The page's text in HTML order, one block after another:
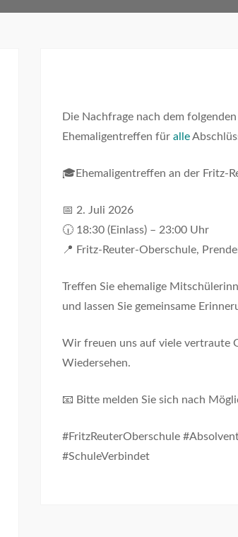
Die Nachfrage nach dem
Ehemaligentreffen für alle
🎓Ehemaligentreffen an der Fritz-
📅 2. Juli 2026
🕡 18:30 (Einlass) – 23:00 Uhr
📍 Fritz-Reuter-Oberschule,
Treffen Sie ehemalige
und lassen Sie gemeinsame
Wir freuen uns auf viele vertraute
Wiedersehen.
📧 Bitte melden Sie sich nach
#FritzReuterOberschule
#SchuleVerbindet